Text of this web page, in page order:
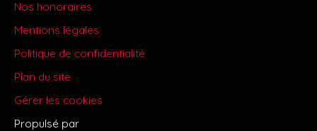
Nos honoraires
Mentions légales
Politique de confidentialité
Plan du site
Gérer les cookies
Propulsé par